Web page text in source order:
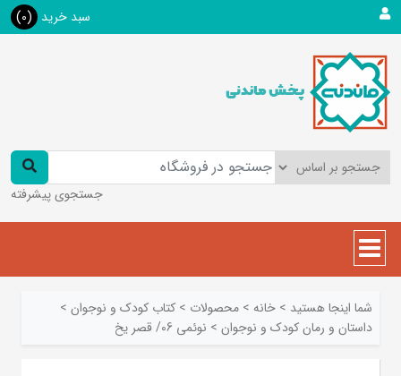
سبد خرید (0)
جستجوی پیشرفته
شما اینجا هستید > خانه > محصولات > کتاب کودک و نوجوان >
داستان و رمان کودک و نوجوان > نوئمی 06/ قصر یخ